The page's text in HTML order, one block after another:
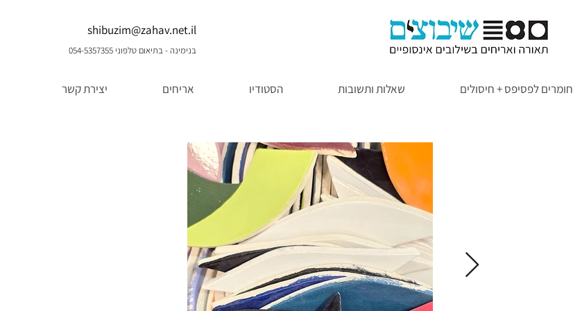
shibuzim@zahav.net.il
בנימינה - בתיאום טלפוני 054-5357355
חומרים לפסיפס + חיסולים שאלות ותשובות הסטודיו אריחים יצירת קשר